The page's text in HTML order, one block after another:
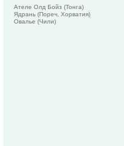
Ателе Олд Бойз (Тонга)
Ядрань (Пореч, Хорватия)
Овалье (Чили)